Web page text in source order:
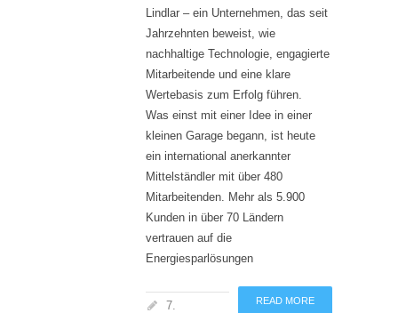
Lindlar – ein Unternehmen, das seit
Jahrzehnten beweist, wie
nachhaltige Technologie, engagierte
Mitarbeitende und eine klare
Wertebasis zum Erfolg führen.
Was einst mit einer Idee in einer
kleinen Garage begann, ist heute
ein international anerkannter
Mittelständler mit über 480
Mitarbeitenden. Mehr als 5.900
Kunden in über 70 Ländern
vertrauen auf die
Energiesparlösungen
READ MORE
7.